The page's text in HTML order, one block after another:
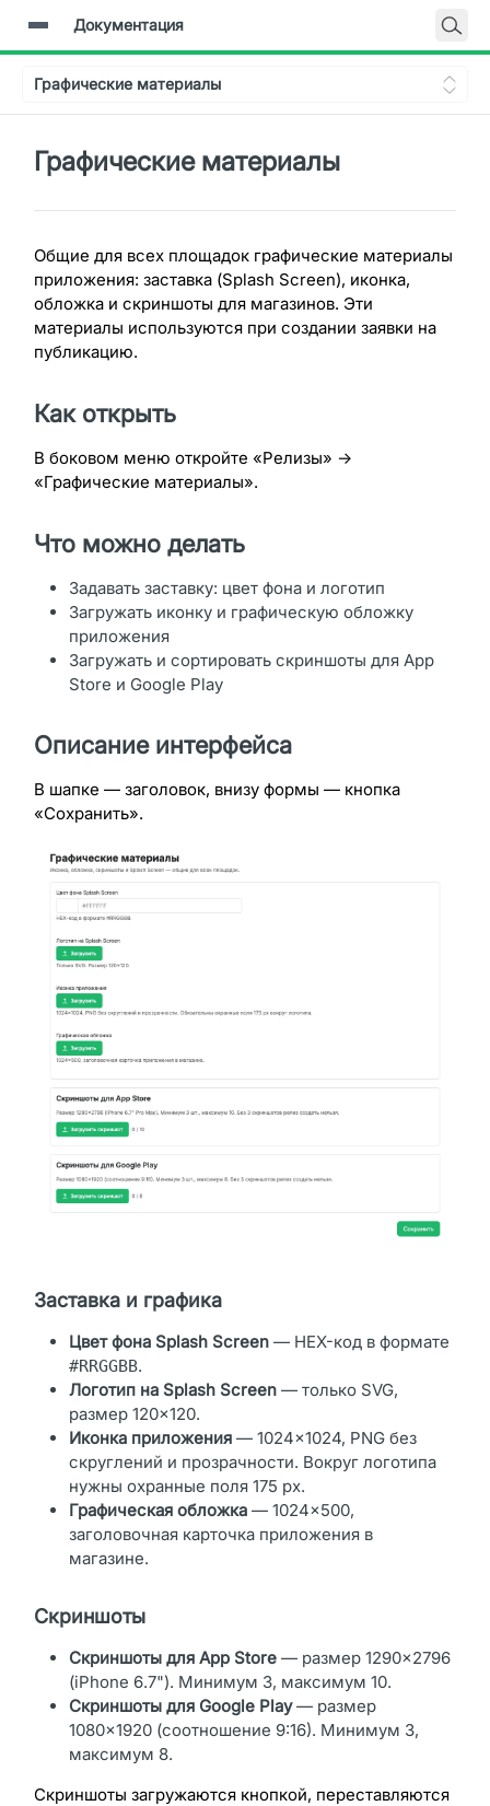
Документация
Графические материалы
Графические материалы
Общие для всех площадок графические материалы
приложения: заставка (Splash Screen), иконка,
обложка и скриншоты для магазинов. Эти
материалы используются при создании заявки на
публикацию.
Как открыть
В боковом меню откройте «Релизы» →
«Графические материалы».
Что можно делать
Задавать заставку: цвет фона и логотип
Загружать иконку и графическую обложку
приложения
Загружать и сортировать скриншоты для App
Store и Google Play
Описание интерфейса
В шапке — заголовок, внизу формы — кнопка
«Сохранить».
Заставка и графика
Цвет фона Splash Screen — HEX-код в формате
#RRGGBB.
Логотип на Splash Screen — только SVG,
размер 120×120.
Иконка приложения — 1024×1024, PNG без
скруглений и прозрачности. Вокруг логотипа
нужны охранные поля 175 px.
Графическая обложка — 1024×500,
заголовочная карточка приложения в
магазине.
Скриншоты
Скриншоты для App Store — размер 1290×2796
(iPhone 6.7"). Минимум 3, максимум 10.
Скриншоты для Google Play— размер
1080×1920 (соотношение 9:16). Минимум 3,
максимум 8.
Скриншоты загружаются кнопкой, переставляются